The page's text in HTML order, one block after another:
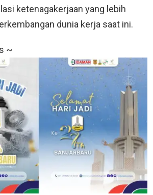
ketenagakerjaan yang lebih
dunia kerja saat ini.
~